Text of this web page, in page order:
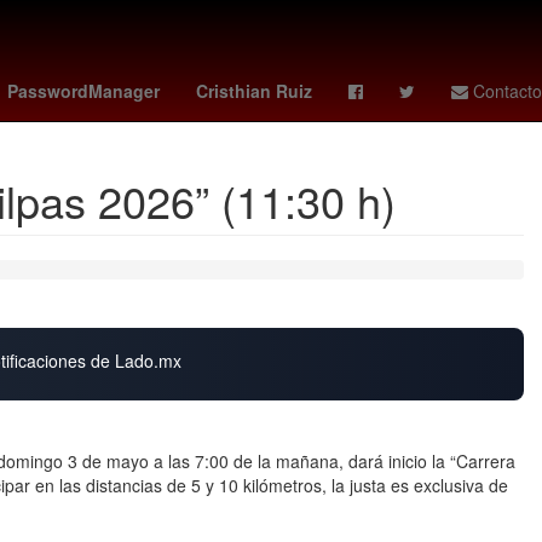
PasswordManager Cristhian Ruiz Contacto
Antoine Griezmann México HBO
2026” (11:30 h)
de Lado.mx
3 de mayo a las 7:00 de la mañana, dará inicio la “Carrera
en las distancias de 5 y 10 kilómetros, la justa es exclusiva de